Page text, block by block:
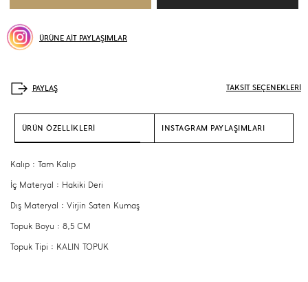
ÜRÜNE AİT PAYLAŞIMLAR
TAKSİT SEÇENEKLERİ
ÜRÜN ÖZELLİKLERİ INSTAGRAM PAYLAŞIMLARI
Kalıp : Tam Kalıp
İç Materyal : Hakiki Deri
Dış Materyal : Virjin Saten Kumaş
Topuk Boyu : 8,5 CM
Topuk Tipi : KALIN TOPUK